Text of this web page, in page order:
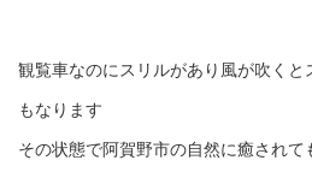
観覧車なのにスリルがあり風が吹くと
もなります
その状態で阿賀野市の自然に癒されて